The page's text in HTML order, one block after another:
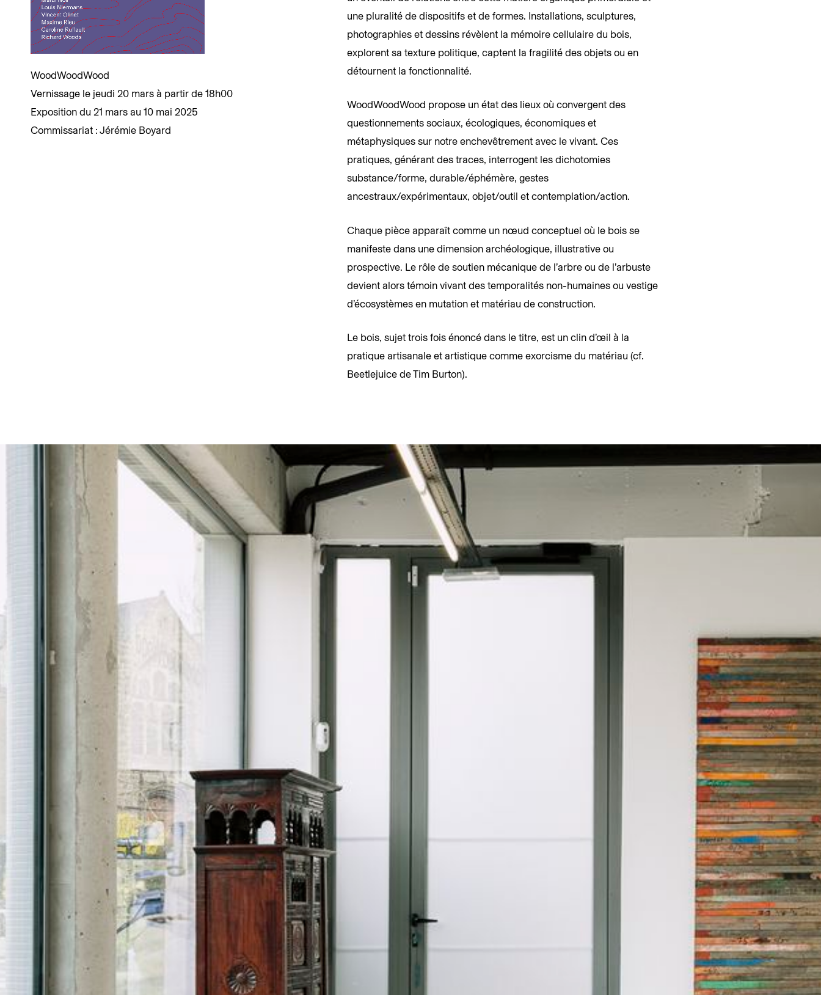
WoodWoodWood
Vernissage le jeudi 20 mars à partir de 18h00
Exposition du 21 mars au 10 mai 2025
Commissariat : Jérémie Boyard
une pluralité de dispositifs et de formes. Installations, sculptures,
photographies et dessins révèlent la mémoire cellulaire du bois,
explorent sa texture politique, captent la fragilité des objets ou en
détournent la fonctionnalité.
WoodWoodWood propose un état des lieux où convergent des
questionnements sociaux, écologiques, économiques et
métaphysiques sur notre enchevêtrement avec le vivant. Ces
pratiques, générant des traces, interrogent les dichotomies
substance/forme, durable/éphémère, gestes
ancestraux/expérimentaux, objet/outil et contemplation/action.
Chaque pièce apparaît comme un nœud conceptuel où le bois se
manifeste dans une dimension archéologique, illustrative ou
prospective. Le rôle de soutien mécanique de l’arbre ou de l’arbuste
devient alors témoin vivant des temporalités non-humaines ou vestige
d’écosystèmes en mutation et matériau de construction.
Le bois, sujet trois fois énoncé dans le titre, est un clin d’œil à la
pratique artisanale et artistique comme exorcisme du matériau (cf.
Beetlejuice de Tim Burton).